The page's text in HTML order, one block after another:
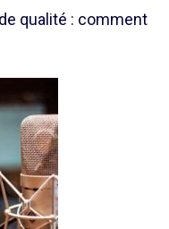
qualité : comment